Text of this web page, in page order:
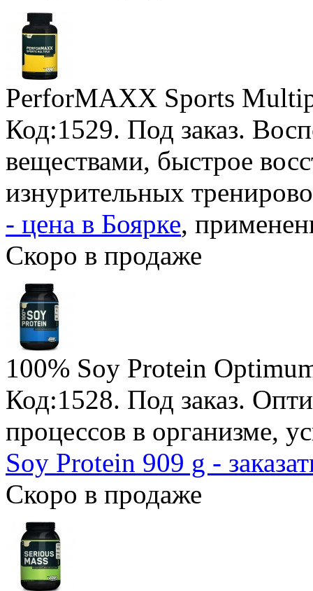
PerforMAXX Sports
Код:1529. Под заказ.
веществами, быстрое
изнурительных
- цена в Боярке,
Скоро в продаже
100% Soy Protein
Код:1528. Под заказ.
процессов в организме,
Soy Protein 909 g -
Скоро в продаже